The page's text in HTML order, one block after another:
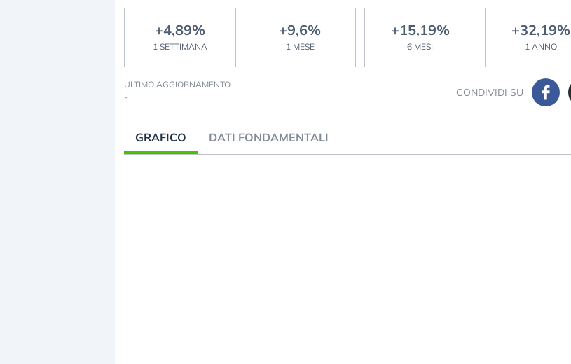
+4,89%
1 SETTIMANA
+9,6%
1 MESE
+15,19%
6 MESI
+32,19%
1 ANNO
ULTIMO AGGIORNAMENTO
-
CONDIVIDI SU
GRAFICO DATI FONDAMENTALI